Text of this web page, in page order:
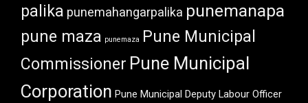
palika punemahangarpalika punemanapa
pune maza punemaza
Pune Municipal
Commissioner Pune Municipal
Corporation Pune Municipal Deputy Labour Officer